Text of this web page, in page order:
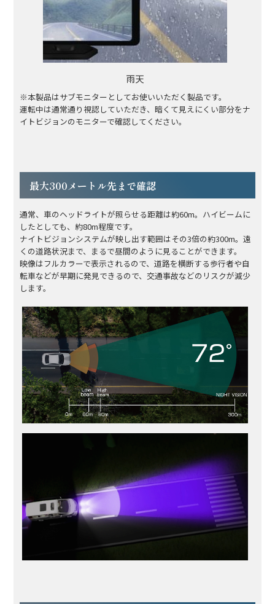
雨天
※本製品はサブモニターとしてお使いいただく製品です。
運転中は通常通り視認していただき、暗くて見えにくい部分をナ
イトビジョンのモニターで確認してください。
最大300メートル先まで確認
通常、車のヘッドライトが照らせる距離は約60m。ハイビームに
したとしても、約80m程度です。
ナイトビジョンシステムが映し出す範囲はその3倍の約300m。遠
くの道路状況まで、まるで昼間のように見ることができます。
映像はフルカラーで表示されるので、道路を横断する歩行者や自
転車などが早期に発見できるので、交通事故などのリスクが減少
します。